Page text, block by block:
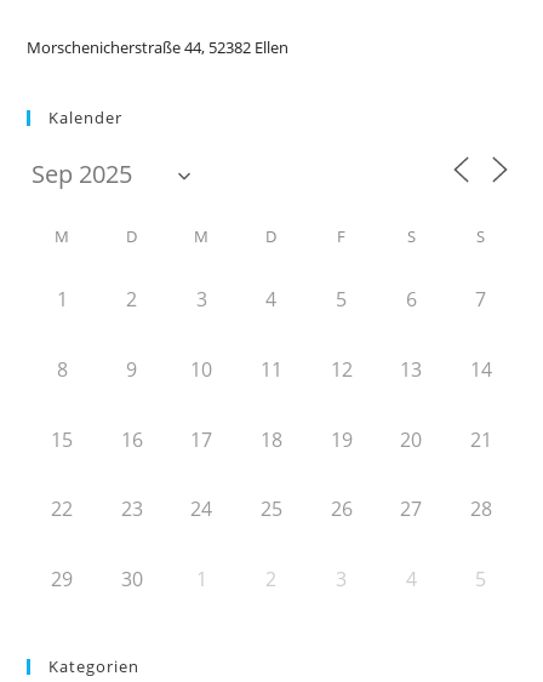
Morschenicherstraße 44, 52382 Ellen
Kalender
M D M D F S S
1 2 3 4 5 6 7
8 9 10 11 12 13 14
15 16 17 18 19 20 21
22 23 24 25 26 27 28
29 30 1 2 3 4 5
Kategorien